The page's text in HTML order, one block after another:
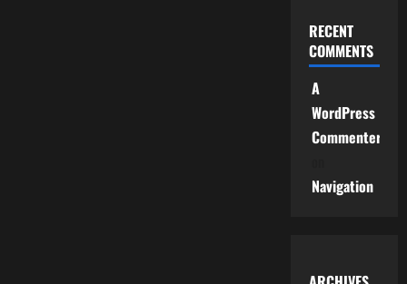
RECENT
COMMENTS
A
WordPress
Commenter
Navigation